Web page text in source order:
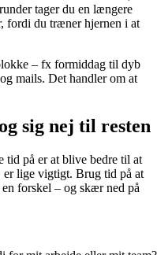
tager du en længere
fordi du træner hjernen i at
– fx formiddag til dyb
mails. Det handler om at
sig nej til resten
tid på er at blive bedre til at
er lige vigtigt. Brug tid på at
forskel – og skær ned på